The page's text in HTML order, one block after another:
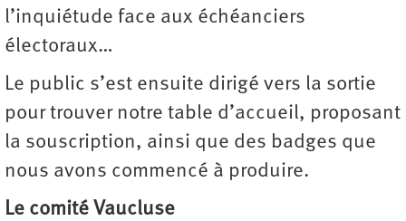
l’inquiétude face aux échéanciers
électoraux…
Le public s’est ensuite dirigé vers la sortie
pour trouver notre table d’accueil, proposant
la souscription, ainsi que des badges que
nous avons commencé à produire.
Le comité Vaucluse